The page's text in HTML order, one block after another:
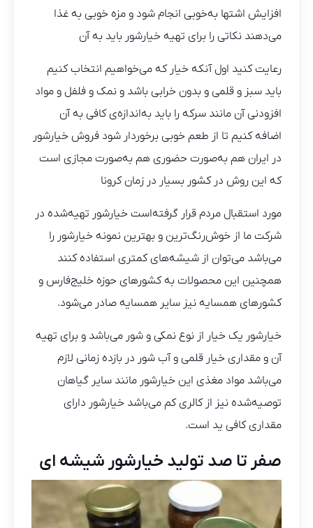
افزایش اشتها به‌خوبی انجام شود و مزه خوبی به غذا
می‌دهند نکاتی را برای تهیه خیارشور باید به آن
رعایت کنید اول آنکه خیار که می‌خواهیم انتخاب کنیم
باید سبز و قلمی و بدون خرابی باشد و نمک و فلفل و مواد
افزودنی آن مانند سرکه را باید به‌اندازه‌ی کافی به آن
اضافه کنیم تا از طعم خوبی برخوردار شود فروش خیارشور
در ایران هم به‌صورت حضوری هم به‌صورت مجازی است
که این روش در کشور بسیار در زمان کرونا
مورد استقبال مردم قرار گرفته‌است خیارشور تهیه‌شده در
شرکت ما از خوش‌رنگ‌ترین و بهترین نمونه خیارشور را
می‌باشد می‌توان از شیشه‌های کمتری استفاده کنند
همچنین این محصولات به کشورهای حوزه خلیج‌فارس و
کشورهای همسایه نیز سایر همسایه صادر می‌شود.
خیارشور یک خیار از نوع نمکی و شور می‌باشد و برای تهیه
آن و مقداری خیار قلمی و آب شور در بازده زمانی لازم
می‌باشد مواد مغذی این خیارشور مانند سایر گیاهان
توصیه‌شده نیز از کالری کم می‌باشد خیارشور دارای
مقداری کافی ید است.
صفر تا صد تولید خیارشور شیشه ای